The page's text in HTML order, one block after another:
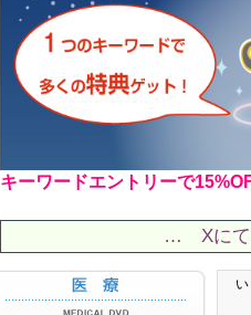
キーワードエントリーで
… Xにて